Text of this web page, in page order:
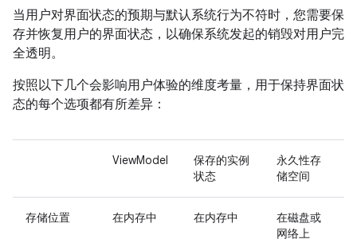
当用户对界面状态的预期与默认系统行为不符时，您需要保
存并恢复用户的界面状态，以确保系统发起的销毁对用户完
全透明。
按照以下几个会影响用户体验的维度考量，用于保持界面状
态的每个选项都有所差异：
ViewModel
保存的实例
状态
永久性存
储空间
存储位置 在内存中 在内存中
在磁盘或
网络上